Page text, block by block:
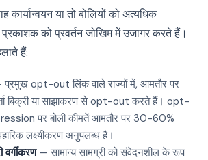
कार्यान्वयन या तो बोलियों को अत्यधिक
को प्रवर्तन जोखिम में उजागर करते हैं।
हैं:
opt-out लिंक वाले राज्यों में, आमतौर पर
बिक्री या साझाकरण से opt-out करते हैं। opt-
पर बोली कीमतें आमतौर पर 30-60%
लक्ष्यीकरण अनुपलब्ध है।
— सामान्य सामग्री को संवेदनशील के रूप